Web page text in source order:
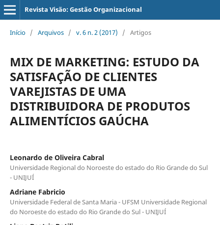
Revista Visão: Gestão Organizacional
Início / Arquivos / v. 6 n. 2 (2017) / Artigos
MIX DE MARKETING: ESTUDO DA
SATISFAÇÃO DE CLIENTES
VAREJISTAS DE UMA
DISTRIBUIDORA DE PRODUTOS
ALIMENTÍCIOS GAÚCHA
Leonardo de Oliveira Cabral
Universidade Regional do Noroeste do estado do Rio Grande do Sul
- UNIJUÍ
Adriane Fabricio
Universidade Federal de Santa Maria - UFSM Universidade Regional
do Noroeste do estado do Rio Grande do Sul - UNIJUÍ